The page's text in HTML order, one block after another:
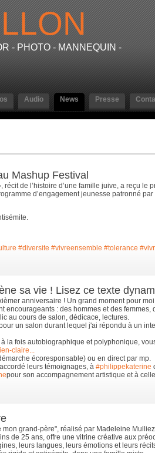
- PHOTO - MANNEQUIN -
Audio News Presse
Mashup Festival
de l’histoire d’une famille juive, a reçu le
d’engagement jeunesse patronné
#diversite #vivreensemble #tolerance
sa vie ! Lisez ce texte
anniversaire ! Un grand moment pour
encourageants : des hommes et des femmes,
au cours de salon, dédicace, lectures.
un salon durant lequel j'ai répondu à un
la fois autobiographique et polyphonique,
claire...
écoresponsable) ou en direct par mp.
leurs témoignages, à #philippekaterine
pour son accompagnement artistique et à
grand-père", réalisé par Madeleine
de 25 ans, offre une vitrine créative aux
leurs langues, leurs émotions et leurs